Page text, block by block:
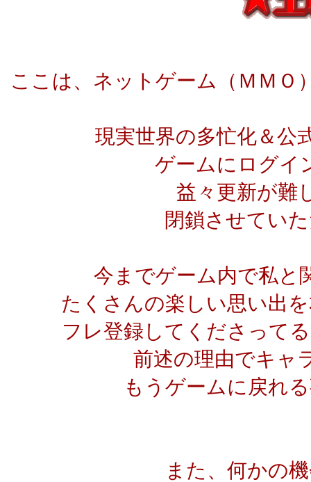
ここは、ネットゲーム（ＭＭ
現実世界の多忙化＆公
ゲームにログイ
益々更新が難
閉鎖させてい
今までゲーム内で私と
たくさんの楽しい思い出
フレ登録してくださって
前述の理由でキャ
もうゲームに戻れ
また、何かの